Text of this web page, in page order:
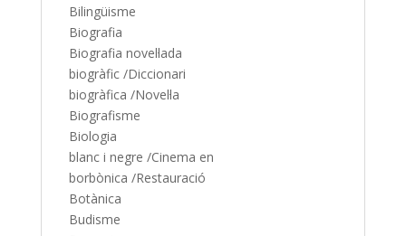
Bilingüisme
Biografia
Biografia novel·lada
biogràfic /Diccionari
biogràfica /Novel·la
Biografisme
Biologia
blanc i negre /Cinema en
borbònica /Restauració
Botànica
Budisme